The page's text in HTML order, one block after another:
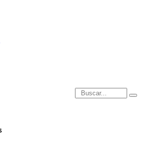
Introduce términos de